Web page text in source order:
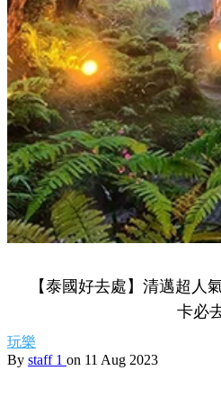
【泰國好去處】清邁超人
卡必
玩樂
By staff 1 on 11 Aug 2023